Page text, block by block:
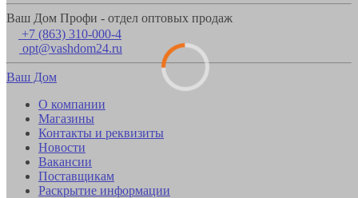
Ваш Дом Профи - отдел оптовых продаж
+7 (863) 310-000-4
opt@vashdom24.ru
Ваш Дом
О компании
Магазины
Контакты и реквизиты
Новости
Вакансии
Поставщикам
Раскрытие информации